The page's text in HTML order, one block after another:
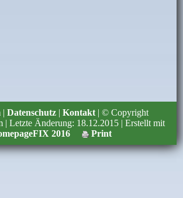
| Datenschutz| Kontakt| © Copyright
| Letzte Änderung: 18.12.2015 | Erstellt mit
2016
Print